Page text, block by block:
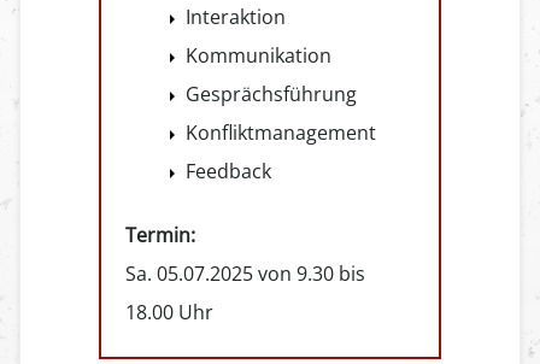
Interaktion
Kommunikation
Gesprächsführung
Konfliktmanagement
Feedback
Termin:
Sa. 05.07.2025 von 9.30 bis
18.00 Uhr